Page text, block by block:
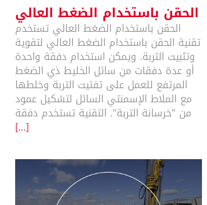
الحقن باستخدام الضغط العالي
الحقن باستخدام الضغط العالي تستخدم
تقنية الحقن باستخدام الضغط العالي لتقوية
وتثبيت التربة. ويمكن استخدام دفقة واحدة
أو عدة دفقات من سائل الخليط ذي الضغط
المرتفع للعمل على تفتيت التربة وخلطها
مع الملاط الإسمنتي السائل لتشكيل عمود
من "خرسانة التربة". التقنية تستخدم دفقة
[...]